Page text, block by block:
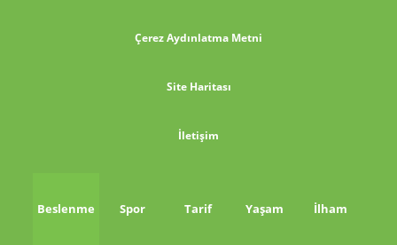
Çerez Aydınlatma Metni
Site Haritası
İletişim
Beslenme Spor Tarif Yaşam İlham